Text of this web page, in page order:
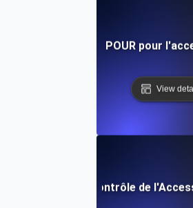
POUR pour
View
Liste de Contrôle de